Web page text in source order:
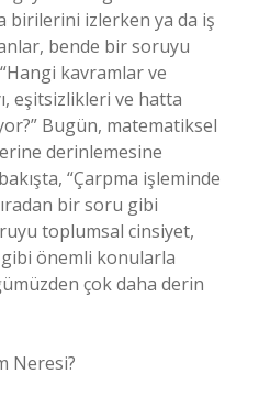
birilerini izlerken ya da iş
bende bir soruyu
kavramlar ve
eşitsizlikleri ve hatta
Bugün, matematiksel
derinlemesine
“Çarpma işleminde
bir soru gibi
toplumsal cinsiyet,
önemli konularla
çok daha derin
Neresi?